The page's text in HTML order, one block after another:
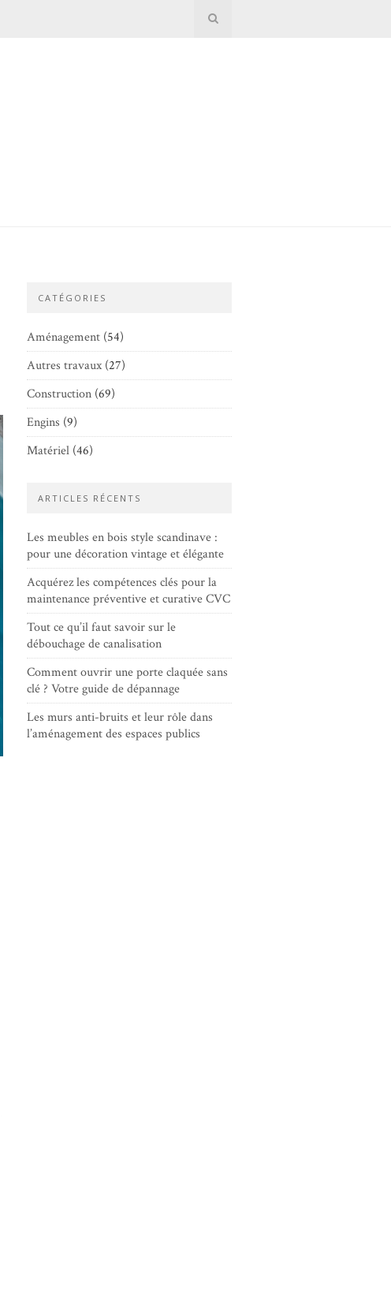
CATÉGORIES
Aménagement (54)
Autres travaux (27)
Construction (69)
Engins (9)
Matériel (46)
ARTICLES RÉCENTS
Les meubles en bois style scandinave :
pour une décoration vintage et élégante
Acquérez les compétences clés pour la
maintenance préventive et curative CVC
Tout ce qu’il faut savoir sur le
débouchage de canalisation
Comment ouvrir une porte claquée sans
clé ? Votre guide de dépannage
Les murs anti-bruits et leur rôle dans
l’aménagement des espaces publics